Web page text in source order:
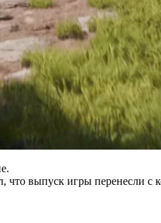
что выпуск игры перенесли с